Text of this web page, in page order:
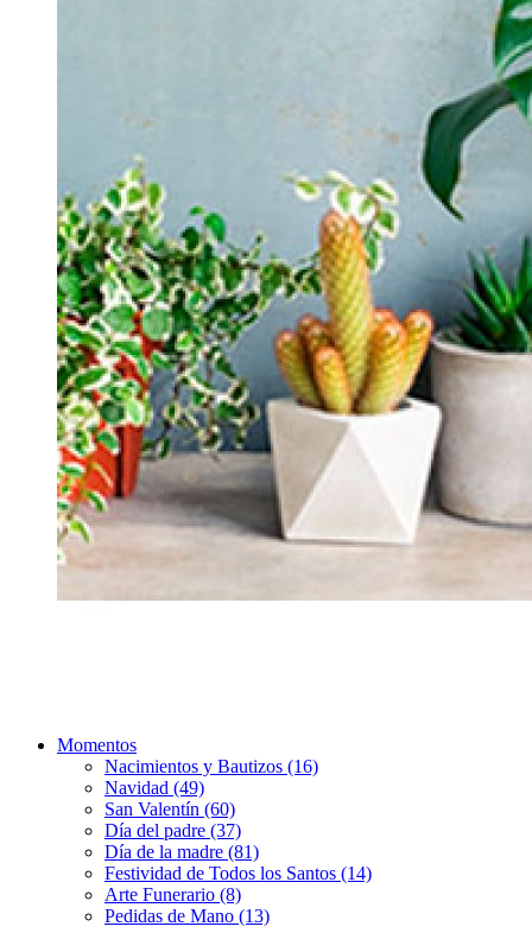
Momentos
Nacimientos y Bautizos (16)
Navidad (49)
San Valentín (60)
Día del padre (37)
Día de la madre (81)
Festividad de Todos los Santos (14)
Arte Funerario (8)
Pedidas de Mano (13)